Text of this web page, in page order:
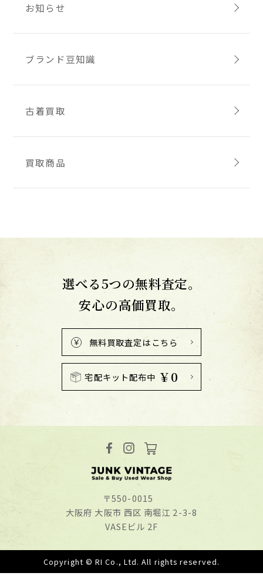
お知らせ
ブランド豆知識
古着買取
買取商品
選べる5つの無料査定。
安心の高価買取。
無料買取査定はこちら
宅配キット配布中 ￥0
〒550-0015
⼤阪府 ⼤阪市 ⻄区 南堀江 2-3-8
VASEビル 2F
Copyright © RI Co., Ltd. All rights reserved.